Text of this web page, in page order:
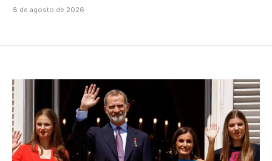
8 de agosto de 2026